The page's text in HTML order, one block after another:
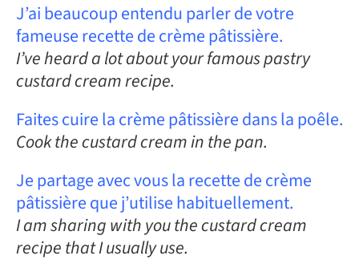
J’ai beaucoup entendu parler de votre
fameuse recette de crème pâtissière.
I’ve heard a lot about your famous pastry
custard cream recipe.
Faites cuire la crème pâtissière dans la poêle.
Cook the custard cream in the pan.
Je partage avec vous la recette de crème
pâtissière que j’utilise habituellement.
I am sharing with you the custard cream
recipe that I usually use.